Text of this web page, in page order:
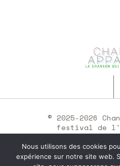
© 2025-2026
festival de
Chants Sons •
SIRET :
Nous utilisons des cookies
expérience sur notre site web.